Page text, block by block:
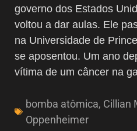
governo dos Estados
voltou a dar aulas. Ele
na Universidade de
se aposentou. Um ano
vítima de um câncer na
bomba atômica, Cillian
Oppenheimer